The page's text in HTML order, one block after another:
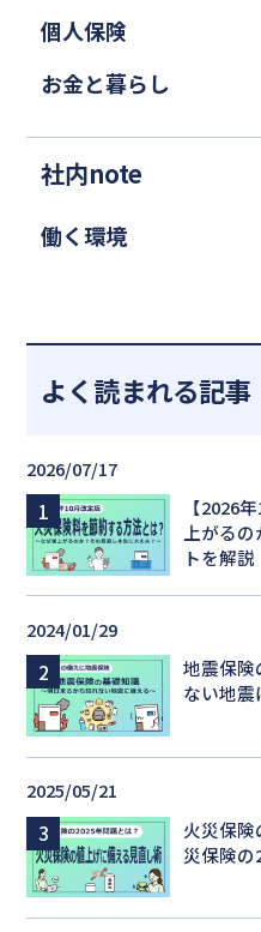
個人保険
お金と暮らし
社内note
働く環境
よく読まれる記事
2026/07/17
【2026
上がるの
トを解説
2024/01/29
地震保険
ない地震
2025/05/21
火災保
災保険の